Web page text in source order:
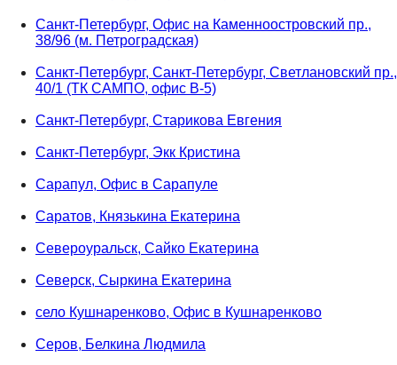
Санкт-Петербург, Офис на Каменноостровский пр.,
38/96 (м. Петроградская)
Санкт-Петербург, Санкт-Петербург, Светлановский пр.,
40/1 (ТК САМПО, офис В-5)
Санкт-Петербург, Старикова Евгения
Санкт-Петербург, Экк Кристина
Сарапул, Офис в Сарапуле
Саратов, Князькина Екатерина
Североуральск, Сайко Екатерина
Северск, Сыркина Екатерина
село Кушнаренково, Офис в Кушнаренково
Серов, Белкина Людмила